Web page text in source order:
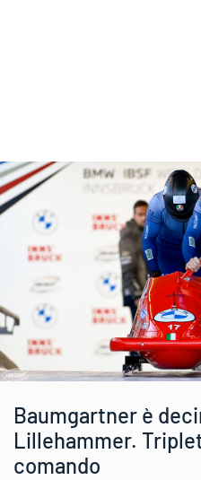
Baumgartner è
Lillehammer.
comando